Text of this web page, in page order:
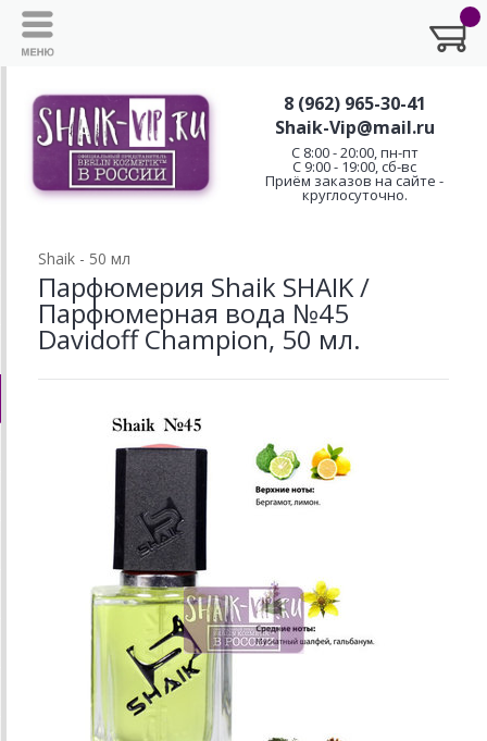
8 (962) 965-30-41
Shaik-Vip@mail.ru
C 8:00 - 20:00, пн-пт
С 9:00 - 19:00, сб-вс
Приём заказов на сайте -
круглосуточно.
Shaik - 50 мл
Парфюмерия Shaik SHAIK /
Парфюмерная вода №45
Davidoff Champion, 50 мл.